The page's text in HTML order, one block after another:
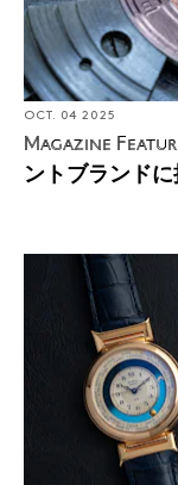
OCT. 04 2025
Magazine
ントブランド